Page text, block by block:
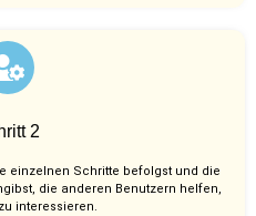
2
einzelnen Schritte befolgst und die
die anderen Benutzern helfen,
interessieren.